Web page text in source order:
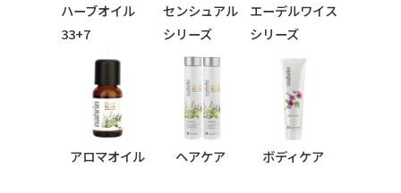
ハーブオイル
33+7
シリーズ
センシュアル
シリーズ
エーデルワイス
シリーズ
アロマオイル ヘアケア ボディケア